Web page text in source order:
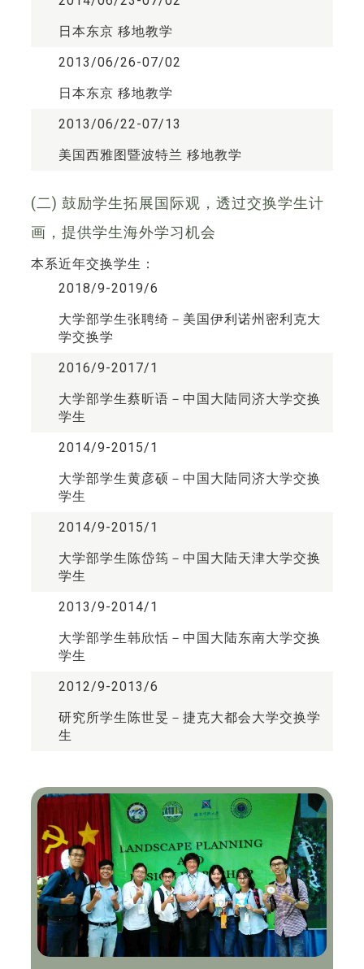
日本东京 移地教学
2013/06/26-07/02
日本东京 移地教学
2013/06/22-07/13
美国西雅图暨波特兰 移地教学
(二) 鼓励学生拓展国际观，透过交换学生计
画，提供学生海外学习机会
本系近年交换学生：
2018/9-2019/6
大学部学生张聘绮－美国伊利诺州密利克大
学交换学
2016/9-2017/1
大学部学生蔡昕语－中国大陆同济大学交换
学生
2014/9-2015/1
大学部学生黄彦硕－中国大陆同济大学交换
学生
2014/9-2015/1
大学部学生陈岱筠－中国大陆天津大学交换
学生
2013/9-2014/1
大学部学生韩欣恬－中国大陆东南大学交换
学生
2012/9-2013/6
研究所学生陈世旻－捷克大都会大学交换学
生